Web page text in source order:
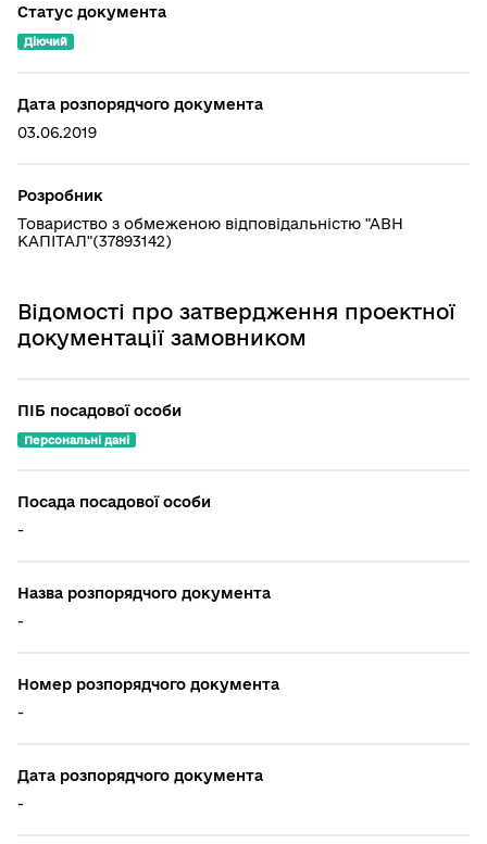
Статус документа
Діючий
Дата розпорядчого документа
03.06.2019
Розробник
Товариство з обмеженою відповідальністю "АВН
КАПІТАЛ"(37893142)
Відомості про затвердження проектної
документації замовником
ПІБ посадової особи
Персональні дані
Посада посадової особи
-
Назва розпорядчого документа
-
Номер розпорядчого документа
-
Дата розпорядчого документа
-